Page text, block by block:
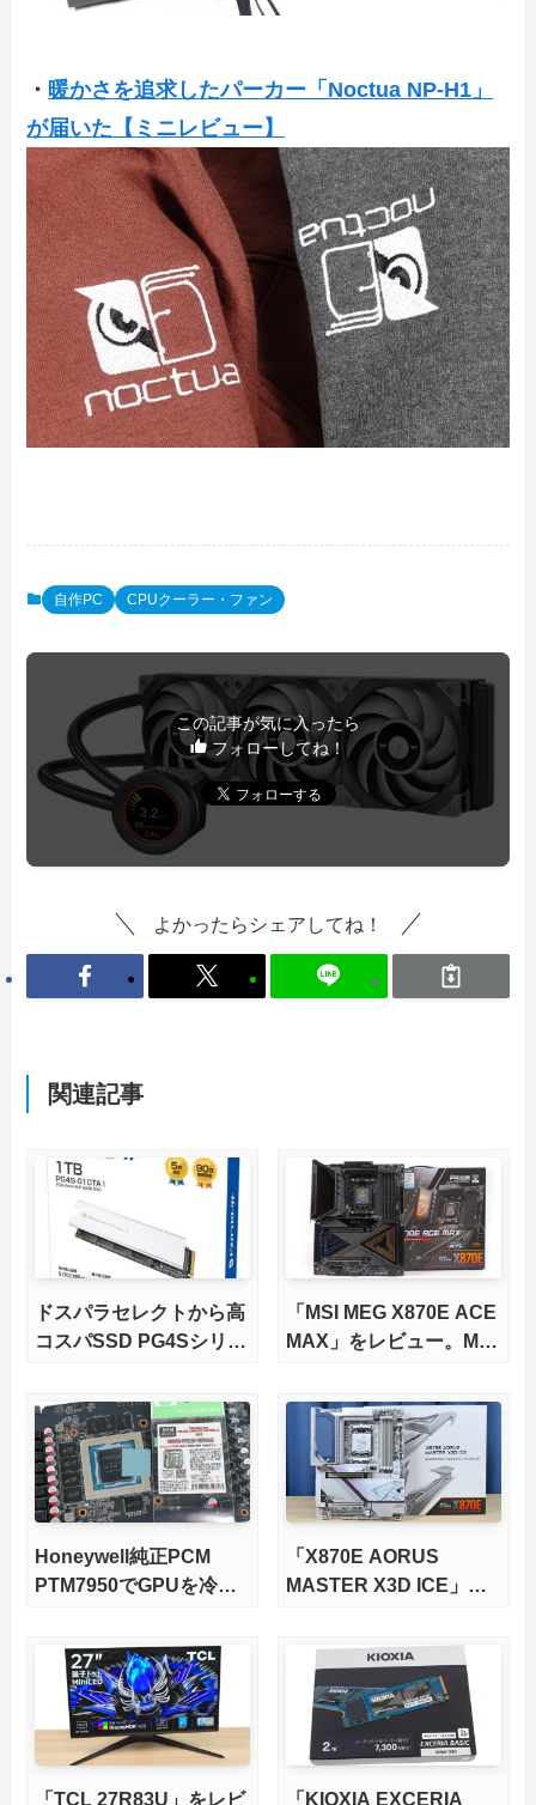
・ 暖かさを追求したパーカー「Noctua NP-H1」
が届いた【ミニレビュー】
自作PC CPUクーラー・ファン
この記事が気に入ったら
フォローしてね！
よかったらシェアしてね！
関連記事
ドスパラセレクトから高
コスパSSD PG4Sシリー
「MSI MEG X870E ACE
MAX」をレビュー。M.2
版X870Eマザーボードを
徹底検証
Honeywell純正PCM
PTM7950でGPUを冷や
「X870E AORUS
MASTER X3D ICE」を
さらに高速にする完全版
X870Eマザーボードを徹
底検証
「TCL 27R83U」をレビ
「KIOXIA EXCERIA